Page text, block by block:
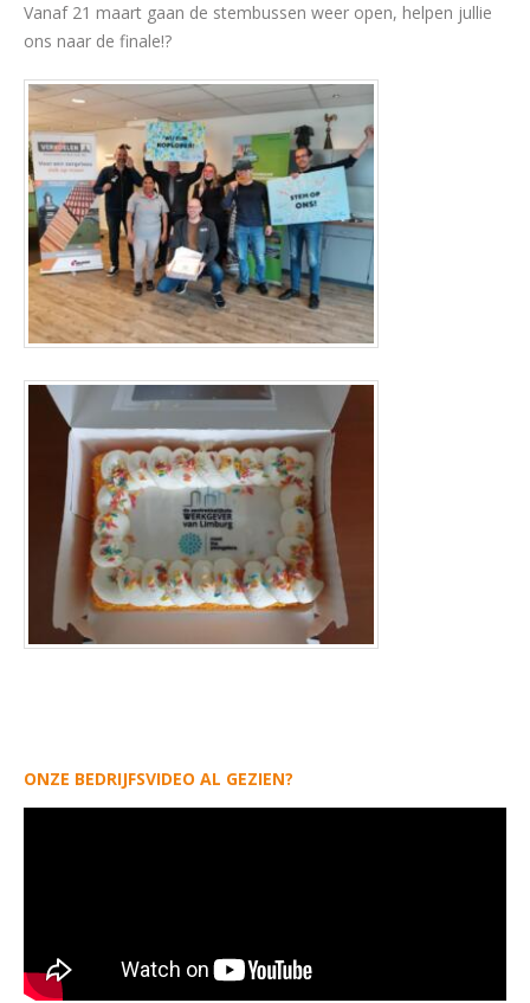
Vanaf 21 maart gaan de stembussen weer open, helpen jullie
ons naar de finale!?
ONZE BEDRIJFSVIDEO AL GEZIEN?